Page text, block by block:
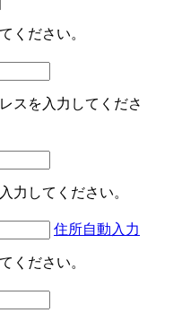
ください。
スを入力してくださ
力してください。
住所自動入力
ください。